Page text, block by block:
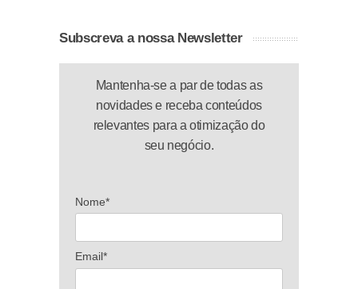
Subscreva a nossa Newsletter
Mantenha-se a par de todas as
novidades e receba conteúdos
relevantes para a otimização do
seu negócio.
Nome*
Email*